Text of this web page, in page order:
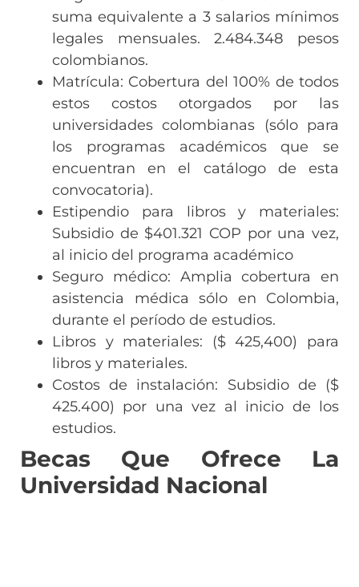
suma equivalente a 3 salarios mínimos
legales mensuales. 2.484.348 pesos
colombianos.
Matrícula: Cobertura del 100% de todos
estos costos otorgados por las
universidades colombianas (sólo para
los programas académicos que se
encuentran en el catálogo de esta
convocatoria).
Estipendio para libros y materiales:
Subsidio de $401.321 COP por una vez,
al inicio del programa académico
Seguro médico: Amplia cobertura en
asistencia médica sólo en Colombia,
durante el período de estudios.
Libros y materiales: ($ 425,400) para
libros y materiales.
Costos de instalación: Subsidio de ($
425.400) por una vez al inicio de los
estudios.
Becas Que Ofrece La
Universidad Nacional